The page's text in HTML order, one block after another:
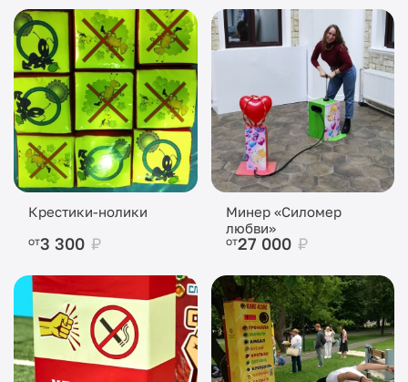
Крестики-нолики
от3 300 ₽
Минер «Силомер
любви»
от27 000 ₽